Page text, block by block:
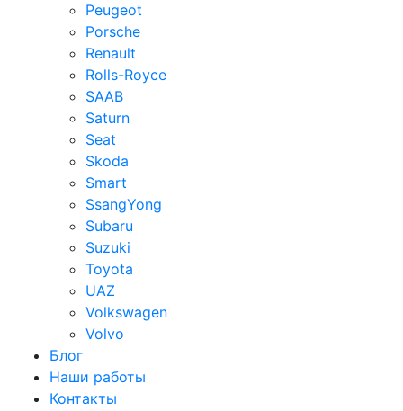
Peugeot
Porsche
Renault
Rolls-Royce
SAAB
Saturn
Seat
Skoda
Smart
SsangYong
Subaru
Suzuki
Toyota
UAZ
Volkswagen
Volvo
Блог
Наши работы
Контакты